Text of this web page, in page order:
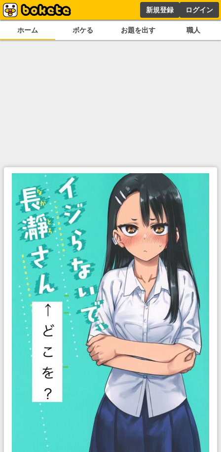
新規登録 ログイン
ホーム ボケる お題を出す 職人